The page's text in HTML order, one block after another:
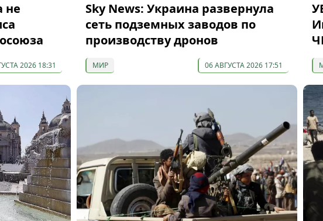
не
2026 18:31
Sky News: Украина развернула
сеть подземных заводов по
производству дронов
МИР 06 АВГУСТА 2026 17:51